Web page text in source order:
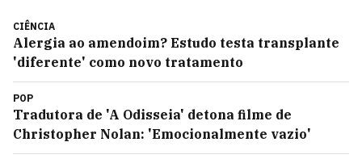
CIÊNCIA
Alergia ao amendoim? Estudo testa transplante
'diferente' como novo tratamento
POP
Tradutora de 'A Odisseia' detona filme de
Christopher Nolan: 'Emocionalmente vazio'